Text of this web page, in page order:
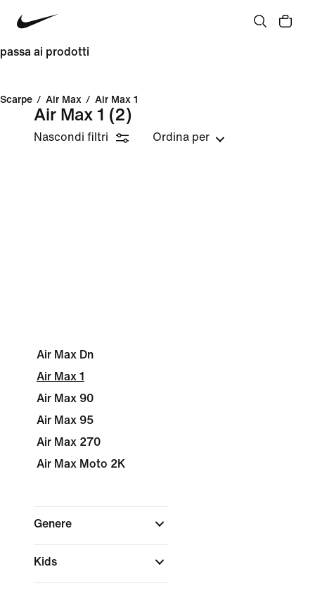
passa ai prodotti
Scarpe / Air Max / Air Max 1
Air Max 1 (2)
Nascondi filtri Ordina per
Air Max Dn
Air Max 1
Air Max 90
Air Max 95
Air Max 270
Air Max Moto 2K
Genere
Kids